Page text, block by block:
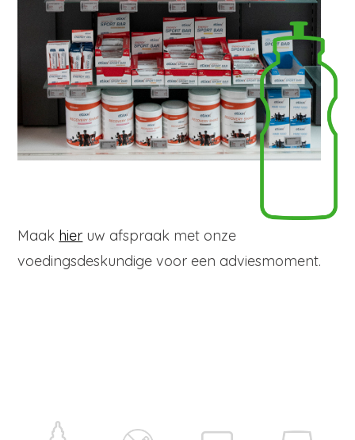
Maak hier uw afspraak met onze
voedingsdeskundige voor een adviesmoment.